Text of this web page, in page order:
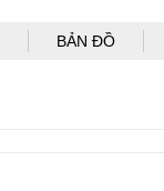
BẢN ĐỒ